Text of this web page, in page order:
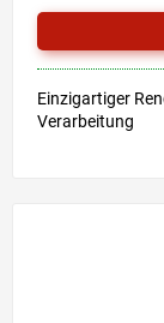
Einzigartiger
Verarbeitung